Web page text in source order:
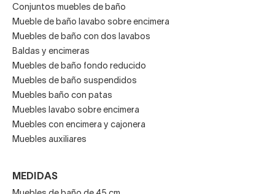
Conjuntos muebles de baño
Mueble de baño lavabo sobre encimera
Muebles de baño con dos lavabos
Baldas y encimeras
Muebles de baño fondo reducido
Muebles de baño suspendidos
Muebles baño con patas
Muebles lavabo sobre encimera
Muebles con encimera y cajonera
Muebles auxiliares
MEDIDAS